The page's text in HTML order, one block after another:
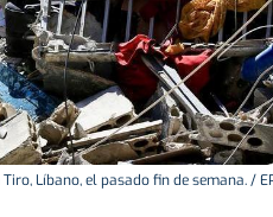
Líbano, el pasado fin de semana. /